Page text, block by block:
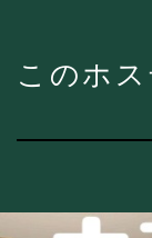
このホ